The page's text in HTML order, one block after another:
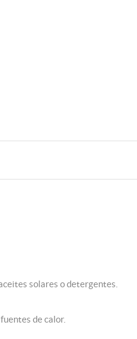
solares o detergentes.
de calor.